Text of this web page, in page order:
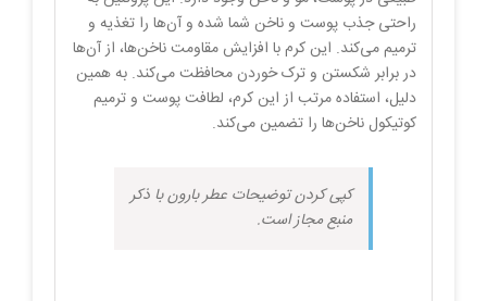
راحتی جذب پوست و ناخن شما شده و آن‌ها را تغذیه و
ترمیم می‌کند. این کرم با افزایش مقاومت ناخن‌ها، از آن‌ها
در برابر شکستن و ترک خوردن محافظت می‌کند. به همین
دلیل، استفاده مرتب از این کرم، لطافت پوست و ترمیم
کوتیکول ناخن‌ها را تضمین می‌کند.
کپی کردن توضیحات عطر بارون با ذکر
منبع مجاز است.